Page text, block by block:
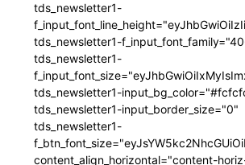
tds_newsletter1-
tds_newsletter1-
tds_newsletter1-
tds_newsletter1-
tds_newsletter1-input_border_size="0"
tds_newsletter1-
content_align_horizontal="content-